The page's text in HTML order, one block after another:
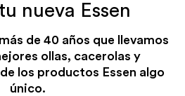
nueva Essen
de 40 años que llevamos
ollas, cacerolas y
los productos Essen algo
único.